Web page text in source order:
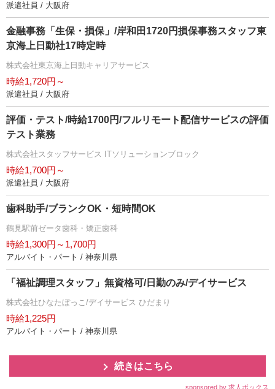
派遣社員 / 大阪府
金融事務「生保・損保」/岸和田1720円損保事務スタッフ東
京海上日動社17時定時
株式会社東京海上日動キャリアサービス
時給1,720円～
派遣社員 / 大阪府
評価・テスト/時給1700円/フルリモート配信サービスの評価
テスト業務
株式会社スタッフサービス ITソリューションブロック
時給1,700円～
派遣社員 / 大阪府
歯科助手/ブランクOK・短時間OK
鶴見駅前ゼータ歯科・矯正歯科
時給1,300円～1,700円
アルバイト・パート / 神奈川県
「福祉調理スタッフ」無資格可/日勤のみ/デイサービス
株式会社ひなたぼっこ/デイサービス ひだまり
時給1,225円
アルバイト・パート / 神奈川県
続きはこちら
sponsored by 求人ボックス